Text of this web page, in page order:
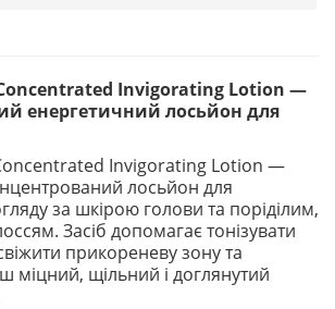
Concentrated Invigorating Lotion —
енергетичний лосьйон для
Invigorating Lotion —
лосьйон для
за шкірою голови та поріділим,
Засіб допомагає тонізувати
прикореневу зону та
міцний, щільний і доглянутий